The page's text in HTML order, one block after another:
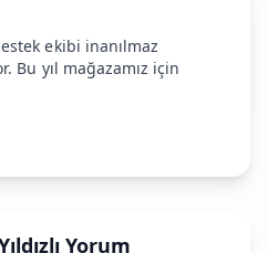
ekibi inanılmaz
Bu yıl mağazamız için
Yorum